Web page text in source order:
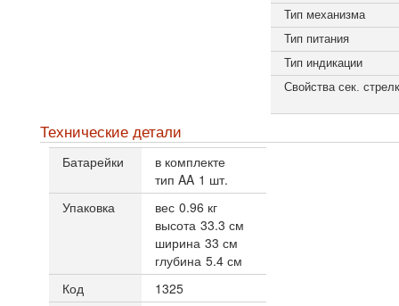
Тип механизма
Тип питания
Тип индикации
Свойства сек.
Технические детали
Батарейки
в комплекте
тип AA 1 шт.
Упаковка
вес 0.96 кг
высота 33.3 см
ширина 33 см
глубина 5.4 см
Код
1325